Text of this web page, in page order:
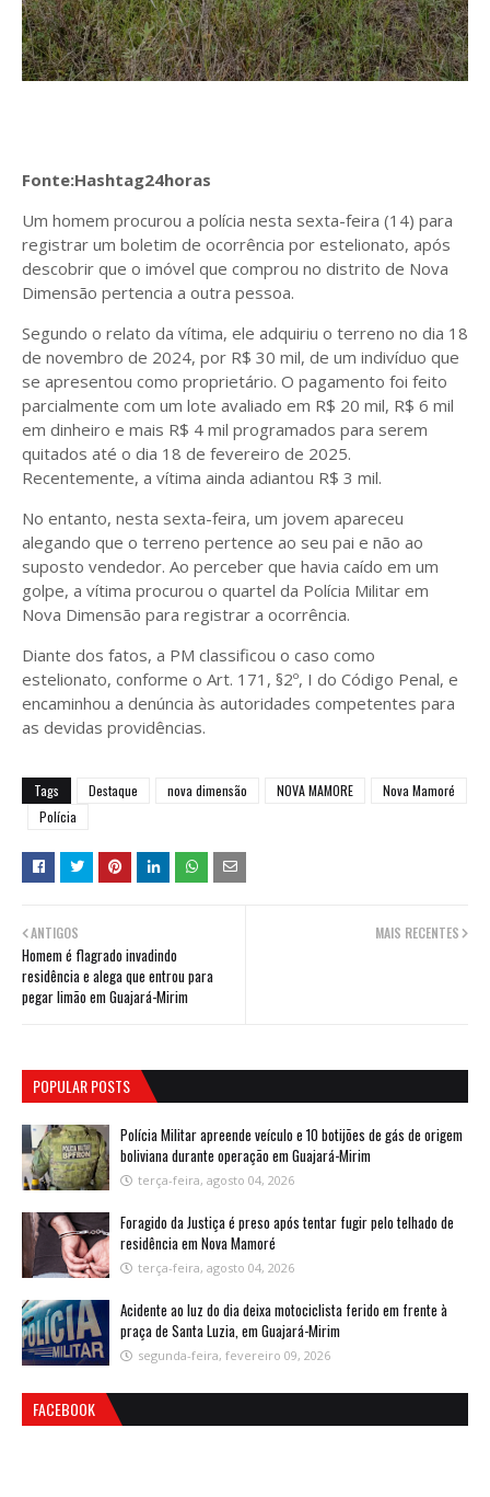
Fonte:Hashtag24horas
Um homem procurou a polícia nesta sexta-feira (14) para
registrar um boletim de ocorrência por estelionato, após
descobrir que o imóvel que comprou no distrito de Nova
Dimensão pertencia a outra pessoa.
Segundo o relato da vítima, ele adquiriu o terreno no dia 18
de novembro de 2024, por R$ 30 mil, de um indivíduo que
se apresentou como proprietário. O pagamento foi feito
parcialmente com um lote avaliado em R$ 20 mil, R$ 6 mil
em dinheiro e mais R$ 4 mil programados para serem
quitados até o dia 18 de fevereiro de 2025.
Recentemente, a vítima ainda adiantou R$ 3 mil.
No entanto, nesta sexta-feira, um jovem apareceu
alegando que o terreno pertence ao seu pai e não ao
suposto vendedor. Ao perceber que havia caído em um
golpe, a vítima procurou o quartel da Polícia Militar em
Nova Dimensão para registrar a ocorrência.
Diante dos fatos, a PM classificou o caso como
estelionato, conforme o Art. 171, §2º, I do Código Penal, e
encaminhou a denúncia às autoridades competentes para
as devidas providências.
Tags Destaque nova dimensão NOVA MAMORE
Nova Mamoré
Polícia
MAIS RECENTES
ANTIGOS
Homem é flagrado invadindo
residência e alega que entrou para
pegar limão em Guajará-Mirim
POPULAR POSTS
Polícia Militar apreende veículo e 10 botijões de gás de origem
boliviana durante operação em Guajará-Mirim
terça-feira, agosto 04, 2026
Foragido da Justiça é preso após tentar fugir pelo telhado de
residência em Nova Mamoré
terça-feira, agosto 04, 2026
Acidente ao luz do dia deixa motociclista ferido em frente à
praça de Santa Luzia, em Guajará-Mirim
segunda-feira, fevereiro 09, 2026
FACEBOOK